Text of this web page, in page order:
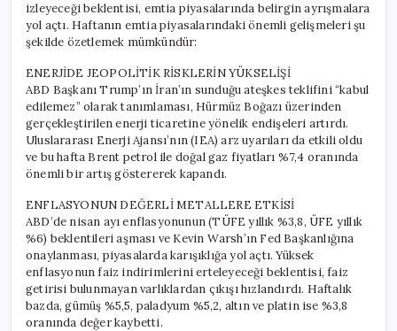
izleyeceği beklentisi, emtia piyasalarında belirgin ayrışmalara
yol açtı. Haftanın emtia piyasalarındaki önemli gelişmeleri şu
şekilde özetlemek mümkündür:
ENERJİDE JEOPOLİTİK RİSKLERİN YÜKSELİŞİ
ABD Başkanı Trump’ın İran’ın sunduğu ateşkes teklifini “kabul
edilemez” olarak tanımlaması, Hürmüz Boğazı üzerinden
gerçekleştirilen enerji ticaretine yönelik endişeleri artırdı.
Uluslararası Enerji Ajansı’nın (IEA) arz uyarıları da etkili oldu
ve bu hafta Brent petrol ile doğal gaz fiyatları %7,4 oranında
önemli bir artış göstererek kapandı.
ENFLASYONUN DEĞERLİ METALLERE ETKİSİ
ABD’de nisan ayı enflasyonunun (TÜFE yıllık %3,8, ÜFE yıllık
%6) beklentileri aşması ve Kevin Warsh’ın Fed Başkanlığına
onaylanması, piyasalarda karışıklığa yol açtı. Yüksek
enflasyonun faiz indirimlerini erteleyeceği beklentisi, faiz
getirisi bulunmayan varlıklardan çıkışı hızlandırdı. Haftalık
bazda, gümüş %5,5, paladyum %5,2, altın ve platin ise %3,8
oranında değer kaybetti.